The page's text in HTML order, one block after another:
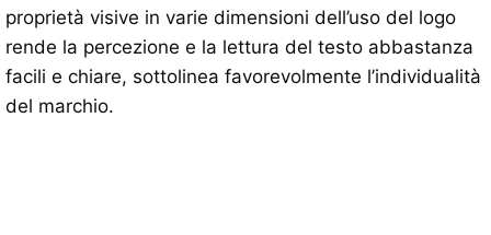
proprietà visive in varie dimensioni dell’uso del logo
rende la percezione e la lettura del testo abbastanza
facili e chiare, sottolinea favorevolmente l’individualità
del marchio.